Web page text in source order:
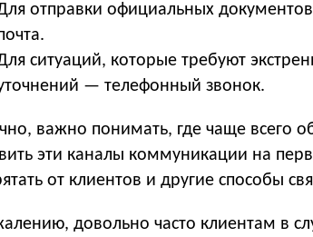
отправки официальных
ситуаций, которые требуют
— телефонный звонок.
важно понимать, где чаще всего
эти каналы коммуникации на
от клиентов и другие способы
довольно часто клиентам в